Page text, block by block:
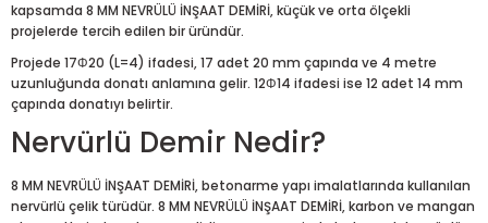
kapsamda 8 MM NEVRÜLÜ İNŞAAT DEMİRİ, küçük ve orta ölçekli
projelerde tercih edilen bir üründür.
Projede 17Φ20 (L=4) ifadesi, 17 adet 20 mm çapında ve 4 metre
uzunluğunda donatı anlamına gelir. 12Φ14 ifadesi ise 12 adet 14 mm
çapında donatıyı belirtir.
Nervürlü Demir Nedir?
8 MM NEVRÜLÜ İNŞAAT DEMİRİ, betonarme yapı imalatlarında kullanılan
nervürlü çelik türüdür. 8 MM NEVRÜLÜ İNŞAAT DEMİRİ, karbon ve mangan